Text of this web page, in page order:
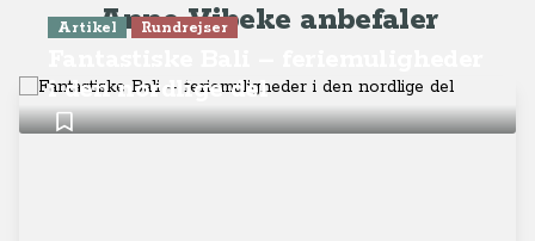
Anne-Vibeke anbefaler
Artikel Rundrejser
i den nordlige del